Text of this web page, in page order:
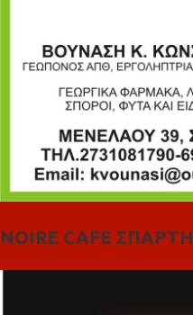
NOIRE CAFE ΣΠΑΡΤΗ